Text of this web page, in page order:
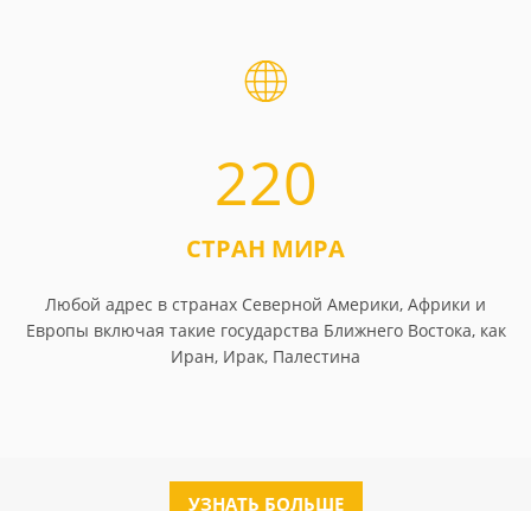
220
СТРАН МИРА
Любой адрес в странах Северной Америки, Африки и
Европы включая такие государства Ближнего Востока, как
Иран, Ирак, Палестина
УЗНАТЬ БОЛЬШЕ